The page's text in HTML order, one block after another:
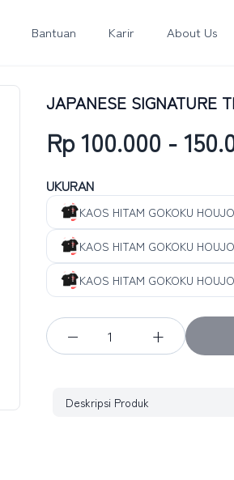
Bantuan Karir About Us
JAPANESE SIGNATURE
Rp 100.000 -
UKURAN
KAOS HITAM GOKOKU
KAOS HITAM GOKOKU
KAOS HITAM GOKOKU
− +
Deskripsi Produk